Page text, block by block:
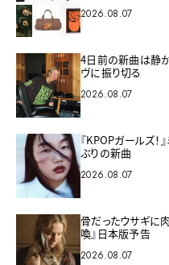
2026.08.07
4日前の新曲は静か
ヴに振り切る
2026.08.07
『KPOPガールズ！
ぶりの新曲
2026.08.07
骨だったウサギに
喚』日本版予告
2026.08.07